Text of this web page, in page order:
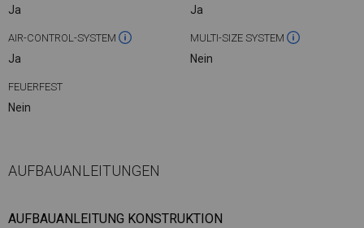
Ja Ja
AIR-CONTROL-SYSTEM
Ja
MULTI-SIZE SYSTEM
Nein
FEUERFEST
Nein
AUFBAUANLEITUNGEN
AUFBAUANLEITUNG KONSTRUKTION